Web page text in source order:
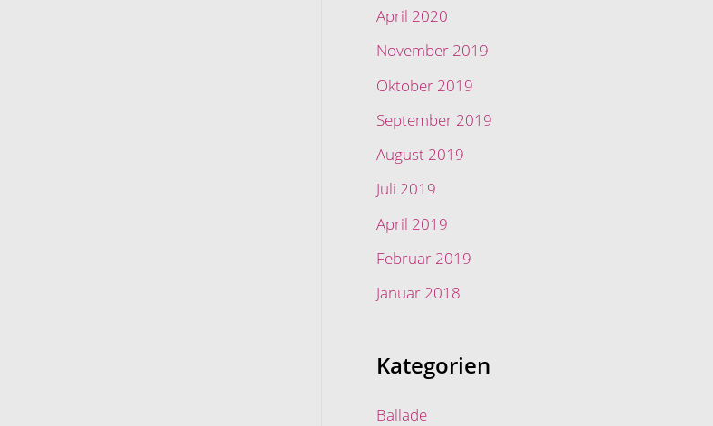
April 2020
November 2019
Oktober 2019
September 2019
August 2019
Juli 2019
April 2019
Februar 2019
Januar 2018
Kategorien
Ballade